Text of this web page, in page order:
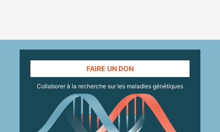
FAIRE UN DON
Collaborer à la recherche sur les maladies génétiques